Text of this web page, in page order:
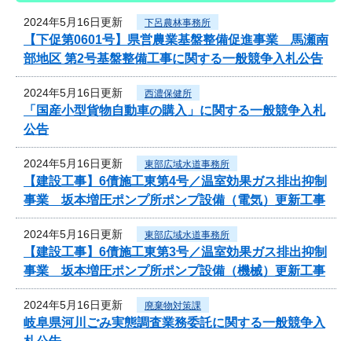
2024年5月16日更新 下呂農林事務所
【下促第0601号】県営農業基盤整備促進事業 馬瀬南
部地区 第2号基盤整備工事に関する一般競争入札公告
2024年5月16日更新 西濃保健所
「国産小型貨物自動車の購入」に関する一般競争入札
公告
2024年5月16日更新 東部広域水道事務所
【建設工事】6債施工東第4号／温室効果ガス排出抑制
事業 坂本増圧ポンプ所ポンプ設備（電気）更新工事
2024年5月16日更新 東部広域水道事務所
【建設工事】6債施工東第3号／温室効果ガス排出抑制
事業 坂本増圧ポンプ所ポンプ設備（機械）更新工事
2024年5月16日更新 廃棄物対策課
岐阜県河川ごみ実態調査業務委託に関する一般競争入